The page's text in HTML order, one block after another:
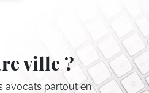
ville ?
avocats partout en